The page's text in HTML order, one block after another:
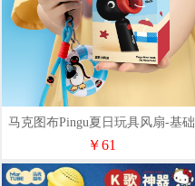
马克图布Pingu夏日玩具风扇-基础
款MG25-012
￥61